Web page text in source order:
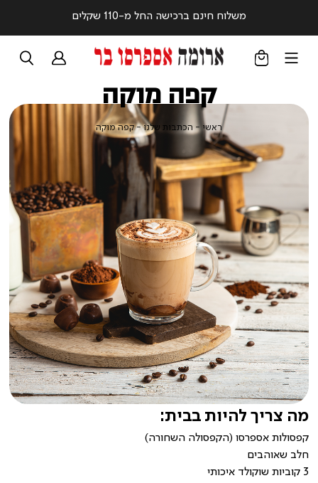
משלוח חינם ברכישה החל מ-110 שקלים
קפה מוקה
ראשי ראשי
הכתבות שלנוהכתבות
שלנו
קפה מוקהקפה
מוקה
מה צריך להיות בבית:
קפסולות אספרסו (הקפסולה השחורה)
חלב שאוהבים
3 קוביות שוקולד איכותי